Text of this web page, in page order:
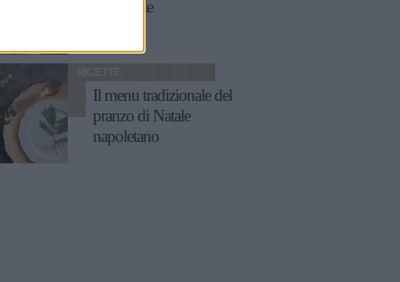
Carnevale
RICETTE
Il menu tradizionale del
pranzo di Natale
napoletano